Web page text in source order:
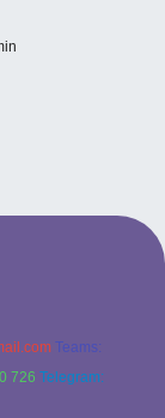
Teams:
726 Telegram: